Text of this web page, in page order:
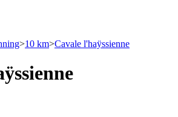
>10 km>Cavale l'haÿssienne